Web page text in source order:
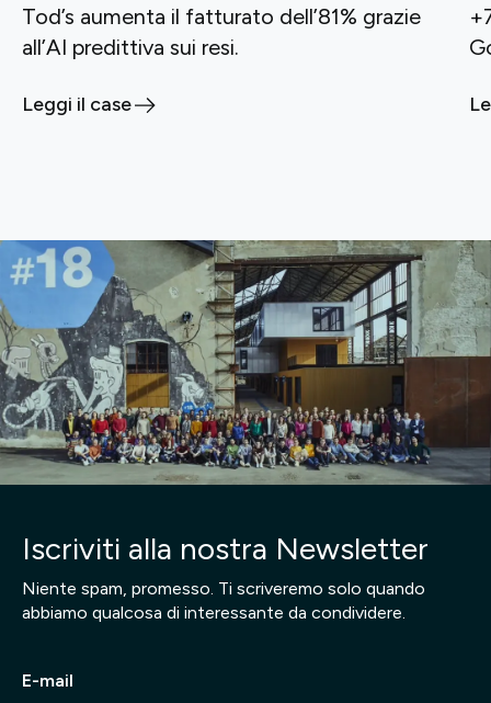
Tod’s aumenta il fatturato dell’81% grazie
all’AI predittiva sui resi.
Leggi il case
Iscriviti alla nostra Newsletter
Niente spam, promesso. Ti scriveremo solo quando
abbiamo qualcosa di interessante da condividere.
E-mail